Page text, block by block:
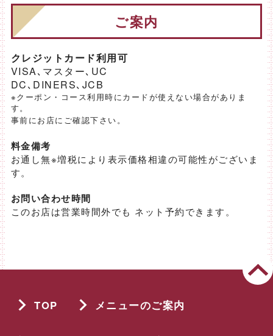
ご案内
クレジットカード利用可
VISA､マスター､UC
DC､DINERS､JCB
※クーポン・コース利用時にカードが使えない場合がありま
す。
事前にお店にご確認下さい。
料金備考
お通し無※増税により表示価格相違の可能性がございま
す。
お問い合わせ時間
このお店は営業時間外でも ネット予約できます。
TOP メニューのご案内